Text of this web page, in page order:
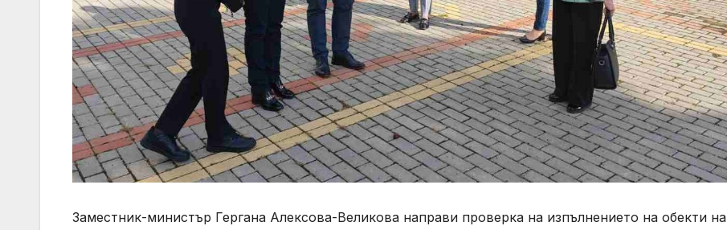
Заместник-министър Гергана Алексова-Великова направи проверка на изпълнението на обекти на